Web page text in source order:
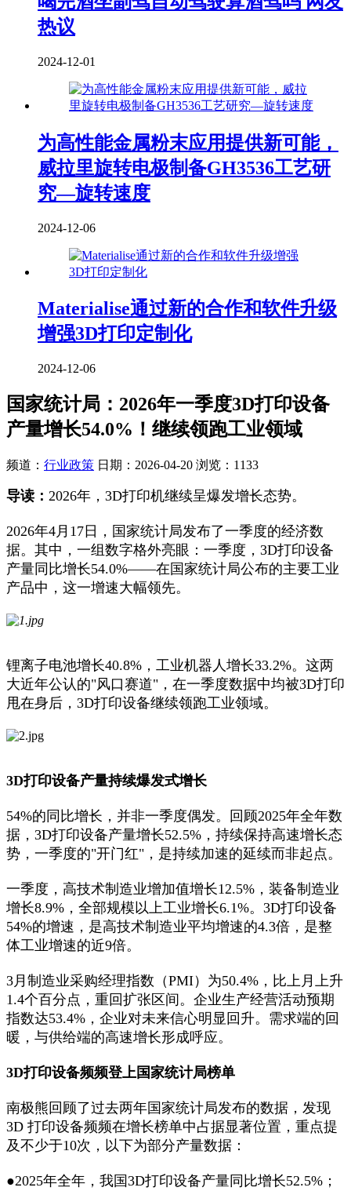
热议
2024-12-01
为高性能金属粉末应用提供新可能，
威拉里旋转电极制备GH3536工艺研
究—旋转速度
2024-12-06
Materialise通过新的合作和软件升级
增强3D打印定制化
2024-12-06
国家统计局：2026年一季度3D打印设备
产量增长54.0%！继续领跑工业领域
频道： 行业政策 日期： 2026-04-20 浏览：1133
导读： 2026年，3D打印机继续呈爆发增长态势。
2026年4月17日，国家统计局发布了一季度的经济数
据。其中，一组数字格外亮眼：一季度，3D打印设备
产量同比增长54.0%——在国家统计局公布的主要工业
产品中，这一增速大幅领先。
锂离子电池增长40.8%，工业机器人增长33.2%。这两
大近年公认的"风口赛道"，在一季度数据中均被3D打印
甩在身后，3D打印设备继续领跑工业领域。
3D打印设备产量持续爆发式增长
54%的同比增长，并非一季度偶发。回顾2025年全年数
据，3D打印设备产量增长52.5%，持续保持高速增长态
势，一季度的"开门红"，是持续加速的延续而非起点。
一季度，高技术制造业增加值增长12.5%，装备制造业
增长8.9%，全部规模以上工业增长6.1%。3D打印设备
54%的增速，是高技术制造业平均增速的4.3倍，是整
体工业增速的近9倍。
3月制造业采购经理指数（PMI）为50.4%，比上月上升
1.4个百分点，重回扩张区间。企业生产经营活动预期
指数达53.4%，企业对未来信心明显回升。需求端的回
暖，与供给端的高速增长形成呼应。
3D打印设备频频登上国家统计局榜单
南极熊回顾了过去两年国家统计局发布的数据，发现
3D 打印设备频频在增长榜单中占据显著位置，重点提
及不少于10次，以下为部分产量数据：
●2025年全年，我国3D打印设备产量同比增长52.5%；